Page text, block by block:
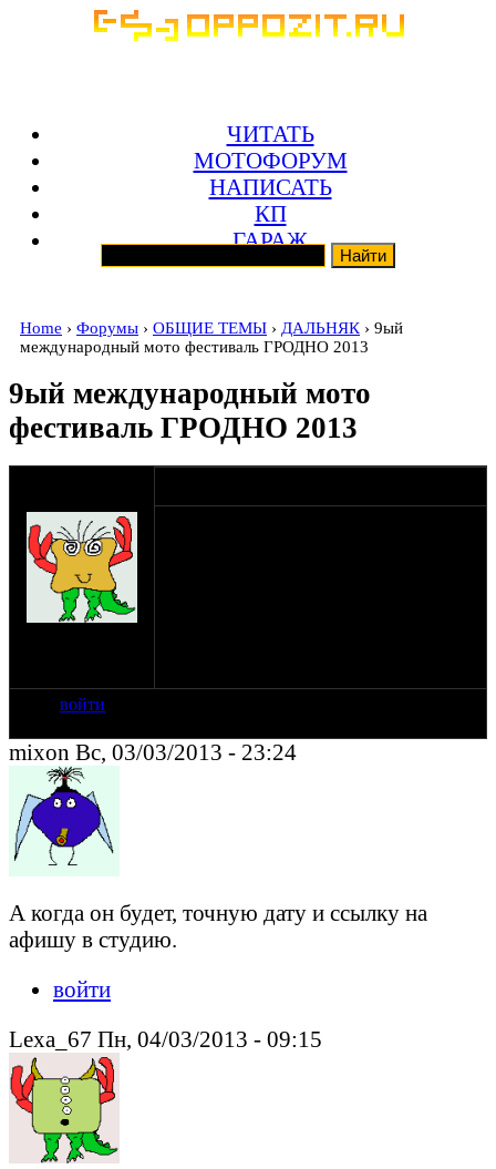
ЧИТАТЬ
МОТОФОРУМ
НАПИСАТЬ
КП
ГАРАЖ
Home › Форумы › ОБЩИЕ ТЕМЫ › ДАЛЬНЯК › 9ый
международный мото фестиваль ГРОДНО 2013
9ый международный мото
фестиваль ГРОДНО 2013
войти
mixon Вс, 03/03/2013 - 23:24
А когда он будет, точную дату и ссылку на
афишу в студию.
войти
Lexa_67 Пн, 04/03/2013 - 09:15